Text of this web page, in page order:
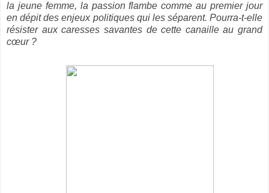
la jeune femme, la passion flambe comme au premier jour
en dépit des enjeux politiques qui les séparent. Pourra-t-elle
résister aux caresses savantes de cette canaille au grand
cœur ?